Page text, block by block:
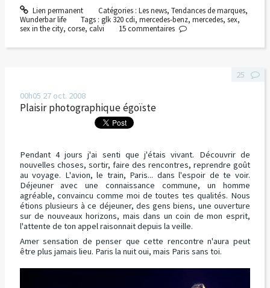
Lien permanent Catégories : Les news, Tendances de marques,
Wunderbar life
Tags :glk 320 cdi,mercedes-benz,mercedes,sex,
sex in the city, corse, calvi 15commentaires
00h05 27 oct. 2008
Plaisir photographique égoïste
Pendant 4 jours j'ai senti que j'étais vivant. Découvrir de
nouvelles choses, sortir, faire des rencontres, reprendre goût
au voyage. L'avion, le train, Paris... dans l'espoir de te voir.
Déjeuner avec une connaissance commune, un homme
agréable, convaincu comme moi de toutes tes qualités. Nous
étions plusieurs à ce déjeuner, des gens biens, une ouverture
sur de nouveaux horizons, mais dans un coin de mon esprit,
l'attente de ton appel raisonnait depuis la veille.
Amer sensation de penser que cette rencontre n'aura peut
être plus jamais lieu. Paris la nuit oui, mais Paris sans toi.
25